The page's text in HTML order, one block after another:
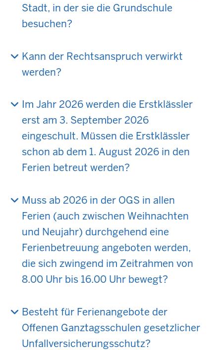
Stadt, in der sie die Grundschule
besuchen?
Kann der Rechtsanspruch verwirkt
werden?
Im Jahr 2026 werden die Erstklässler
erst am 3. September 2026
eingeschult. Müssen die Erstklässler
schon ab dem 1. August 2026 in den
Ferien betreut werden?
Muss ab 2026 in der OGS in allen
Ferien (auch zwischen Weihnachten
und Neujahr) durchgehend eine
Ferienbetreuung angeboten werden,
die sich zwingend im Zeitrahmen von
8.00 Uhr bis 16.00 Uhr bewegt?
Besteht für Ferienangebote der
Offenen Ganztagsschulen gesetzlicher
Unfallversicherungsschutz?